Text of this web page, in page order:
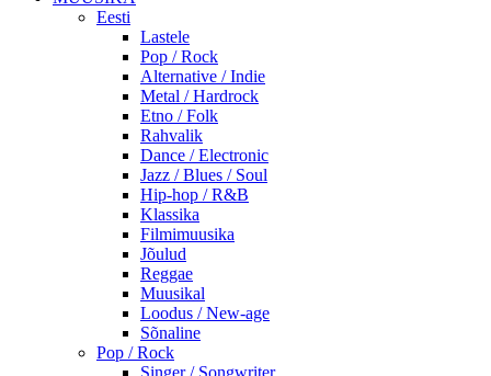
Eesti
Lastele
Pop / Rock
Alternative / Indie
Metal / Hardrock
Etno / Folk
Rahvalik
Dance / Electronic
Jazz / Blues / Soul
Hip-hop / R&B
Klassika
Filmimuusika
Jõulud
Reggae
Muusikal
Loodus / New-age
Sõnaline
Pop / Rock